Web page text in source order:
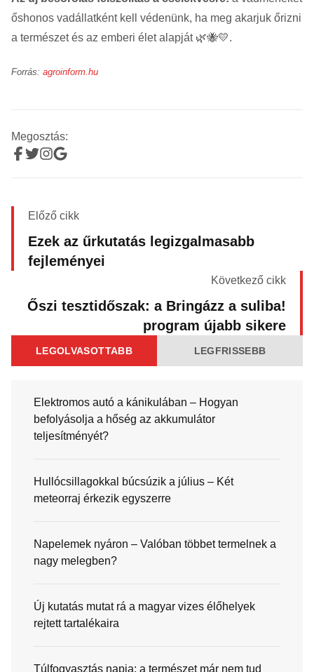
őshonos vadállatként kell védenünk, ha meg akarjuk őrizni
a természet és az emberi élet alapját 🌿🐝💛.
Forrás: agroinform.hu
Megosztás:
Előző cikk
Ezek az űrkutatás legizgalmasabb
fejleményei
Következő cikk
Őszi tesztidőszak: a Bringázz a suliba!
program újabb sikere
LEGOLVASOTTABB LEGFRISSEBB
Elektromos autó a kánikulában – Hogyan
befolyásolja a hőség az akkumulátor
teljesítményét?
Hullócsillagokkal búcsúzik a július – Két
meteorraj érkezik egyszerre
Napelemek nyáron – Valóban többet termelnek a
nagy melegben?
Új kutatás mutat rá a magyar vizes élőhelyek
rejtett tartalékaira
Túlfogyasztás napja: a természet már nem tud